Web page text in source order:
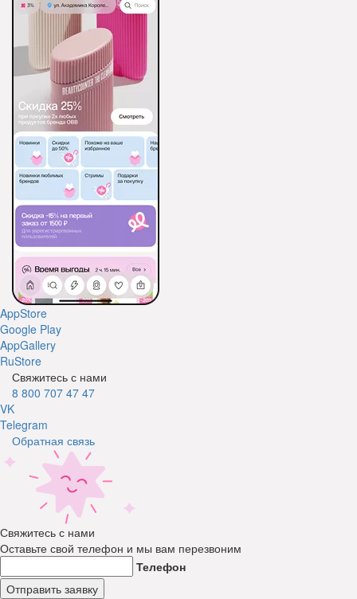
AppStore
Google Play
AppGallery
RuStore
Свяжитесь с нами
8 800 707 47 47
VK
Telegram
Обратная связь
Свяжитесь с нами
Оставьте свой телефон и мы вам перезвоним
Телефон
Отправить заявку